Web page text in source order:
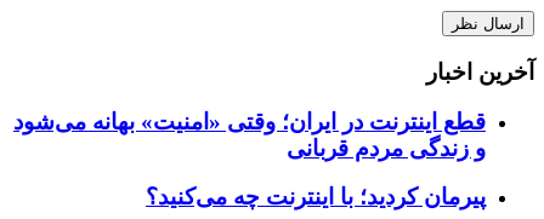
آخرین اخبار
قطع اینترنت در ایران؛ وقتی «امنیت» بهانه می‌شود
و زندگی مردم قربانی
پیرمان کردید؛ با اینترنت چه می‌کنید؟